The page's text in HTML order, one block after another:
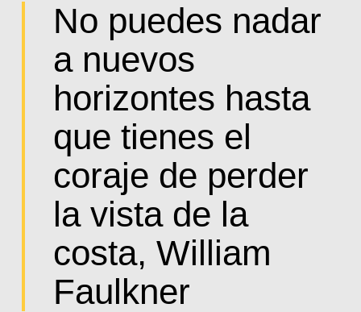
No puedes nadar
a nuevos
horizontes hasta
que tienes el
coraje de perder
la vista de la
costa, William
Faulkner